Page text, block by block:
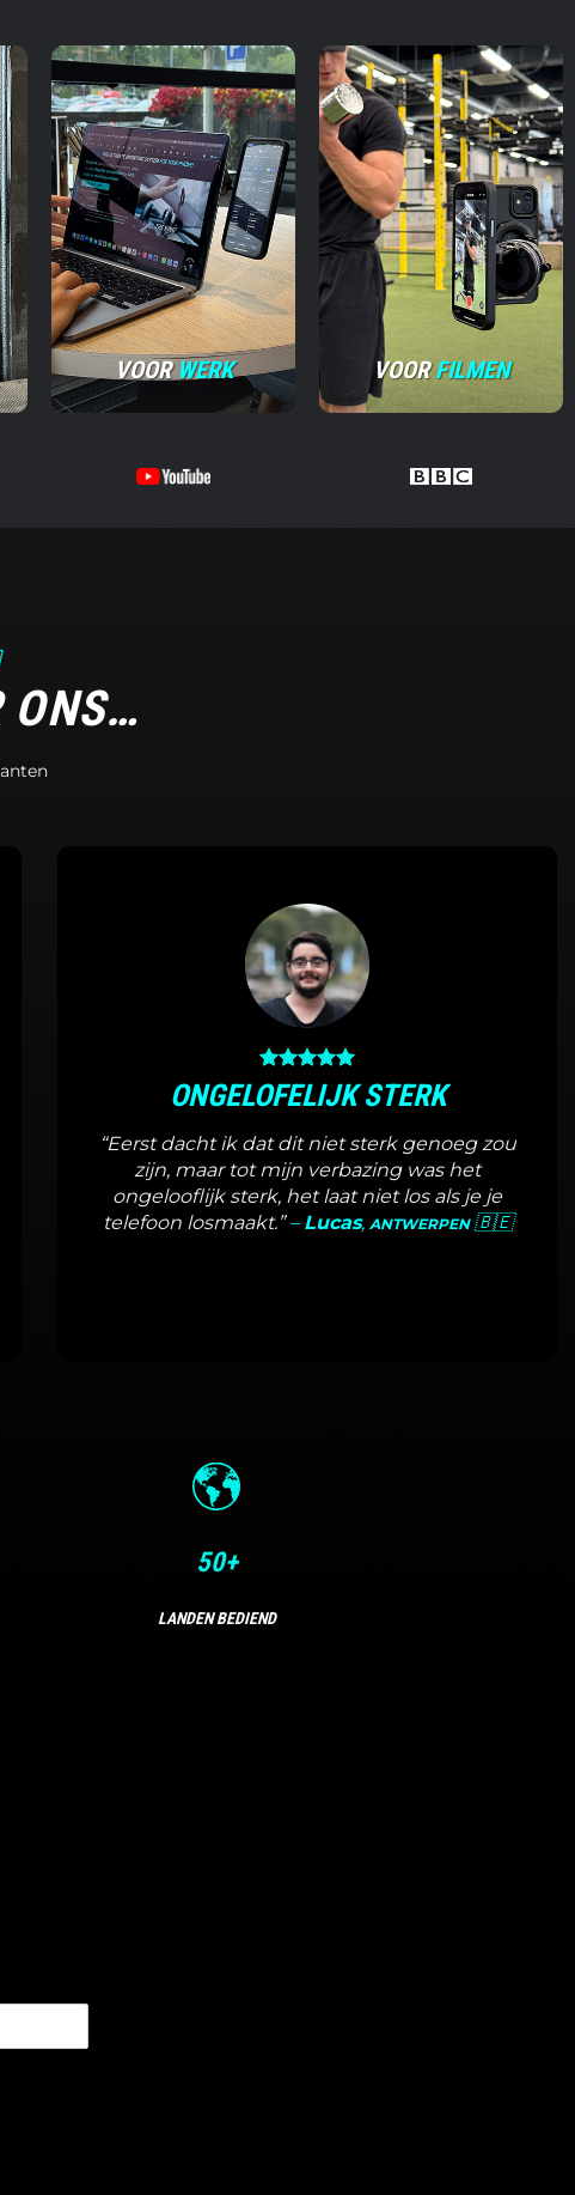
VOOR WERK VOORFILMEN
ONS…
ONGELOFELIJK STERK
“Eerst dacht ik dat dit niet sterk genoeg zou
zijn, maar tot mijn verbazing was het
ongelooflijk sterk, het laat niet los als je je
telefoon losmaakt.”– Lucas, ANTWERPEN🇧🇪
50+
LANDEN BEDIEND